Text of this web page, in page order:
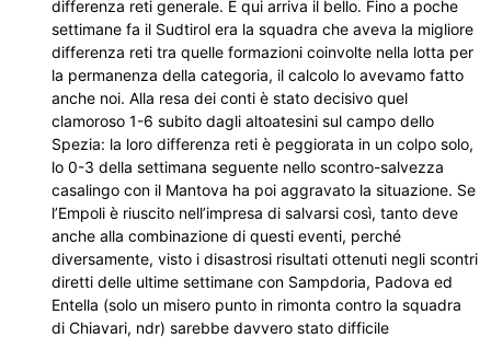
differenza reti generale. E qui arriva il bello. Fino a poche
settimane fa il Sudtirol era la squadra che aveva la migliore
differenza reti tra quelle formazioni coinvolte nella lotta per
la permanenza della categoria, il calcolo lo avevamo fatto
anche noi. Alla resa dei conti è stato decisivo quel
clamoroso 1-6 subito dagli altoatesini sul campo dello
Spezia: la loro differenza reti è peggiorata in un colpo solo,
lo 0-3 della settimana seguente nello scontro-salvezza
casalingo con il Mantova ha poi aggravato la situazione. Se
l’Empoli è riuscito nell’impresa di salvarsi così, tanto deve
anche alla combinazione di questi eventi, perché
diversamente, visto i disastrosi risultati ottenuti negli scontri
diretti delle ultime settimane con Sampdoria, Padova ed
Entella (solo un misero punto in rimonta contro la squadra
di Chiavari, ndr) sarebbe davvero stato difficile